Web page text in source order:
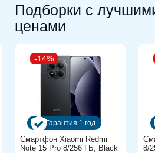
Мультистайлер Dyson
для разных типов волос и
менять стиль каждый день,
Подборки с
ценами
-14%
Гарантия 1 год
Смартфон Xiaomi Redmi
Note 15 Pro 8/256 ГБ, Black
8/